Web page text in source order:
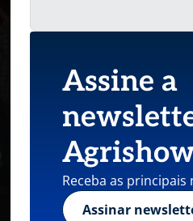
Assine a
Receba as
Assinar